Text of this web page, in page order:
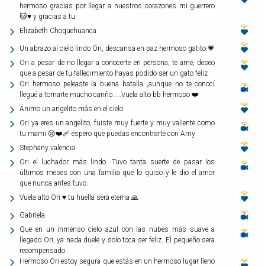
hermoso gracias por llegar a nuestros corazones mi guerrero
🐱♥️ y gracias a tu
Elizabeth Choquehuanca
Un abrazo al cielo lindo Ori, descansa en paz hermoso gatito 💗
Ori a pesar de no llegar a conocerte en persona, te ame, deseo
que a pesar de tu fallecimiento hayas podido ser un gato feliz
Ori hermoso peleaste la buena batalla ,aunque no te conocí
llegué a tomarte mucho cariño.....Vuela alto bb hermoso ❤️
Ánimo un angelito más en el cielo
Ori ya eres un angelito, fuiste muy fuerte y muy valiente como
tu mami 😢❤️‍🩹 espero que puedas encontrarte con Amy
Stephany valencia
Ori el luchador más lindo. Tuvo tanta suerte de pasar los
últimos meses con una familia que lo quiso y le dio el amor
que nunca antes tuvo.
Vuela alto Ori ♥️ tu huella será eterna 🙏
Gabriela
Que en un inmenso cielo azul con las nubes más suave a
llegado Ori, ya nada duele y solo toca ser feliz. El pequeño sera
recompensado
Hermoso Ori estoy segura que estás en un hermoso lugar lleno